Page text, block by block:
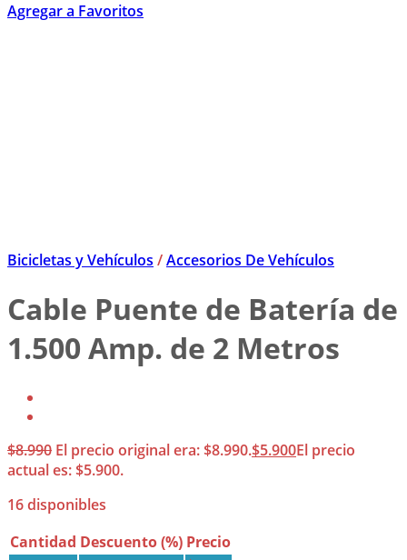
Agregar a Favoritos
Bicicletas y Vehículos /Accesorios De Vehículos
Cable Puente de Batería de
1.500 Amp. de 2 Metros
$8.990 El precio original era: $8.990.$5.900El precio
actual es: $5.900.
16 disponibles
Cantidad Descuento (%) Precio